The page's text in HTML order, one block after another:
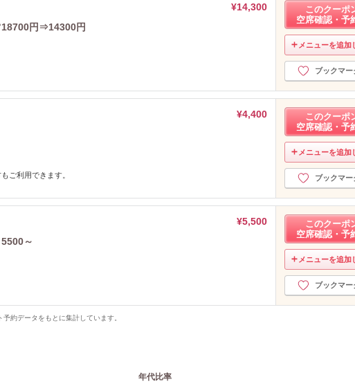
¥14,300
円⇒14300円
このクーポ
空席確認・予
メニューを追加
ブックマー
¥4,400
ご利用できます。
このクーポ
空席確認・予
メニューを追加
ブックマー
¥5,500
～
このクーポ
空席確認・予
メニューを追加
ブックマー
約データをもとに集計しています。
年代比率